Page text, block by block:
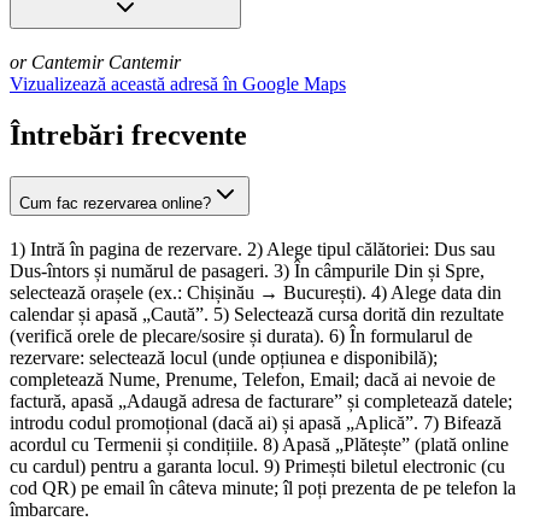
or Cantemir Cantemir
Vizualizează această adresă în Google Maps
Întrebări frecvente
Cum fac rezervarea online?
1) Intră în pagina de rezervare. 2) Alege tipul călătoriei: Dus sau
Dus-întors și numărul de pasageri. 3) În câmpurile Din și Spre,
selectează orașele (ex.: Chișinău → București). 4) Alege data din
calendar și apasă „Caută”. 5) Selectează cursa dorită din rezultate
(verifică orele de plecare/sosire și durata). 6) În formularul de
rezervare: selectează locul (unde opțiunea e disponibilă);
completează Nume, Prenume, Telefon, Email; dacă ai nevoie de
factură, apasă „Adaugă adresa de facturare” și completează datele;
introdu codul promoțional (dacă ai) și apasă „Aplică”. 7) Bifează
acordul cu Termenii și condițiile. 8) Apasă „Plătește” (plată online
cu cardul) pentru a garanta locul. 9) Primești biletul electronic (cu
cod QR) pe email în câteva minute; îl poți prezenta de pe telefon la
îmbarcare.